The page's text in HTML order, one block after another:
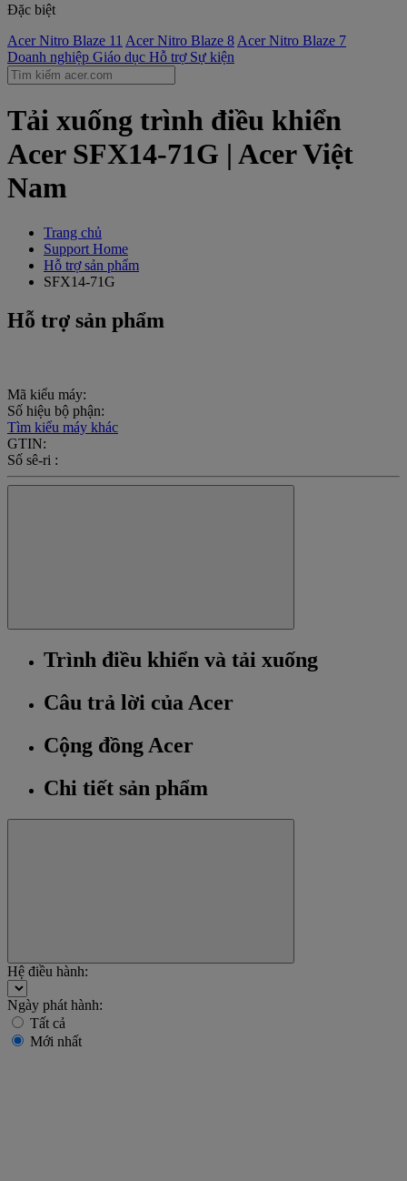
Đặc biệt
Acer Nitro Blaze 11 Acer Nitro Blaze 8 Acer Nitro Blaze 7
Doanh nghiệp Giáo dục Hỗ trợ Sự kiện
Tải xuống trình điều khiển
Acer SFX14-71G | Acer Việt
Nam
Trang chủ
Support Home
Hỗ trợ sản phẩm
SFX14-71G
Hỗ trợ sản phẩm
Mã kiểu máy:
Số hiệu bộ phận:
Tìm kiểu máy khác
GTIN:
Số sê-ri :
Trình điều khiển và tải xuống
Câu trả lời của Acer
Cộng đồng Acer
Chi tiết sản phẩm
Hệ điều hành:
Ngày phát hành:
Tất cả
Mới nhất